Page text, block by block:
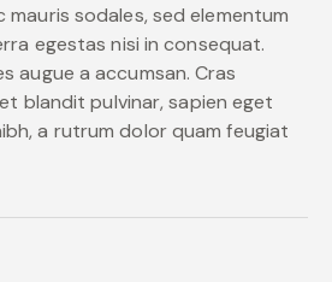
mauris sodales, sed elementum
egestas nisi in consequat.
augue a accumsan. Cras
blandit pulvinar, sapien eget
a rutrum dolor quam feugiat